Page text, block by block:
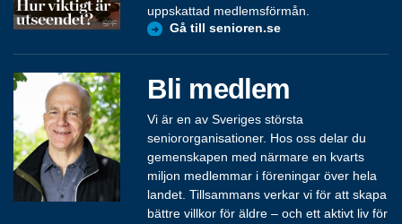
uppskattad medlemsförmån.
Gå till senioren.se
Bli medlem
Vi är en av Sveriges största
seniororganisationer. Hos oss delar du
gemenskapen med närmare en kvarts
miljon medlemmar i föreningar över hela
landet. Tillsammans verkar vi för att skapa
bättre villkor för äldre – och ett aktivt liv för